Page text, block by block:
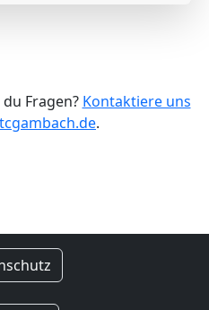
Fragen? Kontaktiere uns
.